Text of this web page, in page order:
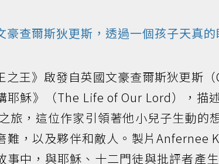
豪查爾斯狄更斯，透過一個孩子天真
之王》啟發自英國文豪查爾斯狄更斯
耶穌》（The Life of Our Lord），描
之旅，這位作家引領著他小兒子生動的
難，以及夥伴和敵人。製片Anfernee
事中，與耶穌、十二門徒與批評者產